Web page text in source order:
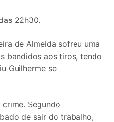
22h30.
de Almeida sofreu uma
bandidos aos tiros, tendo
Guilherme se
Segundo
de sair do trabalho,